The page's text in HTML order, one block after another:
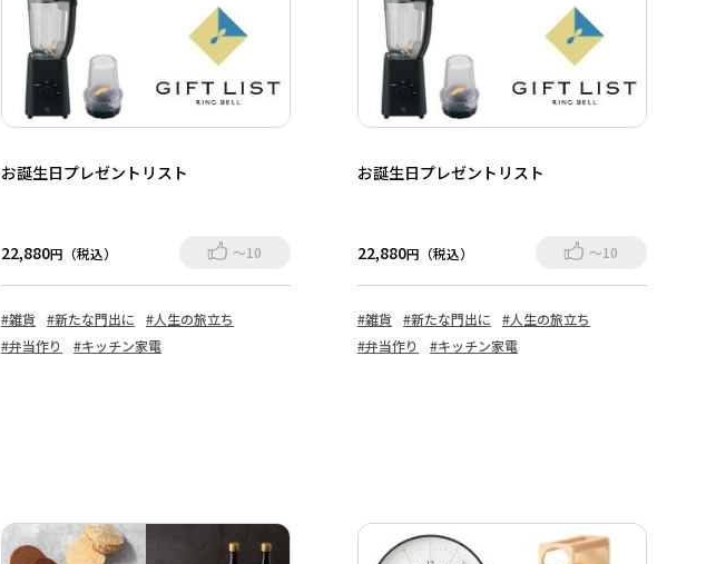
お誕生日プレゼントリスト
22,880円（税込） ～10
#雑貨 #新たな門出に
#人生の旅立ち
#弁当作り
#キッチン家電
お誕生日プレゼントリスト
22,880円（税込） ～10
#雑貨 #新たな門出に
#人生の旅立ち
#弁当作り
#キッチン家電